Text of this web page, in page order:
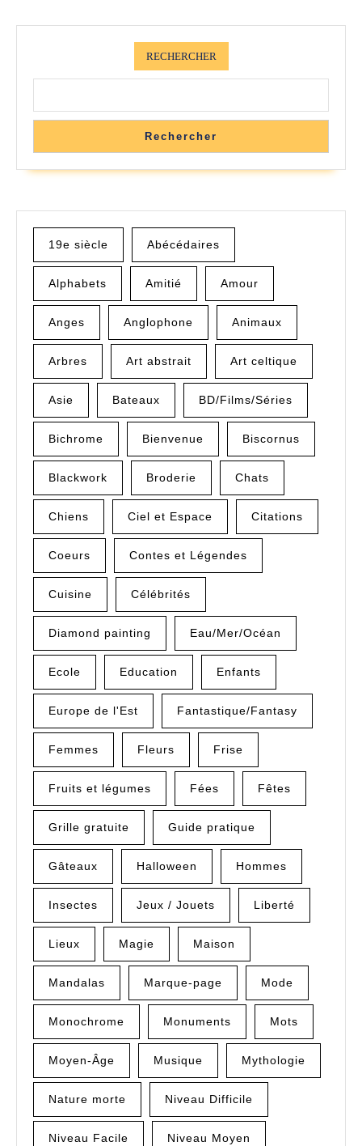
RECHERCHER
Rechercher
19e siècle Abécédaires
Alphabets Amitié Amour
Anges Anglophone Animaux
Arbres Art abstrait Art celtique
Asie Bateaux BD/Films/Séries
Bichrome Bienvenue Biscornus
Blackwork Broderie Chats
Chiens Ciel et Espace Citations
Coeurs Contes et Légendes
Cuisine Célébrités
Diamond painting Eau/Mer/Océan
Ecole Education Enfants
Europe de l'Est Fantastique/Fantasy
Femmes Fleurs Frise
Fruits et légumes Fées Fêtes
Grille gratuite Guide pratique
Gâteaux Halloween Hommes
Insectes Jeux / Jouets Liberté
Lieux Magie Maison
Mandalas Marque-page Mode
Monochrome Monuments Mots
Moyen-Âge Musique Mythologie
Nature morte Niveau Difficile
Niveau Facile Niveau Moyen